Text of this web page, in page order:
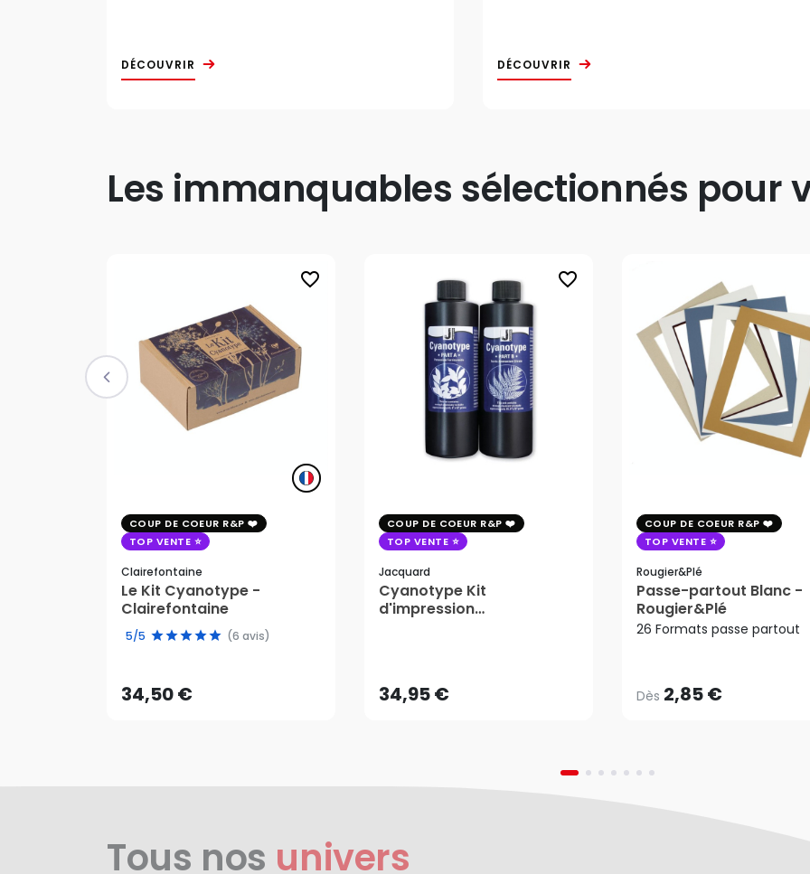
DÉCOUVRIR DÉCOUVRIR
Les immanquables sélectionnés pour
favorite_border
COUP DE COEUR R&P
TOP VENTE
Clairefontaine
Le Kit Cyanotype -
Clairefontaine
5/5 (6 avis)
34,50 €
34,50 €
AJOUTER AU PANIER
favorite_border
COUP DE COEUR R&P
TOP VENTE
Jacquard
Cyanotype Kit
d'impression
34,95 €AJOUTER AU PANIER
COUP DE COEUR R&P
TOP VENTE
Rougier&plé
Passe-partout Blanc -
Rougier&Plé
26 Formats passe partout
Dès 2,85 €
Dès2,85 €
Tous nos univers